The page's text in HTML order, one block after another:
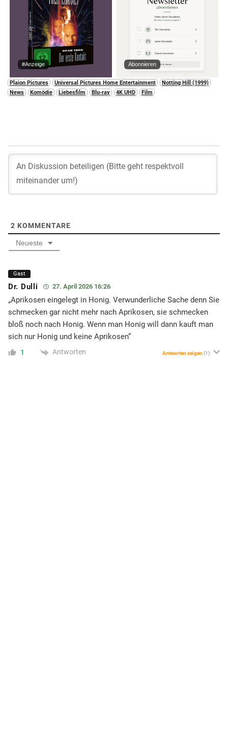
#Anzeige Abonnieren
Plaion Pictures Universal Pictures Home Entertainment
Notting Hill (1999)
News
Komödie Liebesfilm Blu-ray 4K UHD Film
2 KOMMENTARE
Neueste
Gast
Dr. Dulli 27. April 2026 16:26
„Aprikosen eingelegt in Honig. Verwunderliche Sache denn Sie
schmecken gar nicht mehr nach Aprikosen, sie schmecken
bloß noch nach Honig. Wenn man Honig will dann kauft man
sich nur Honig und keine Aprikosen“
1 Antworten Antworten zeigen (1)